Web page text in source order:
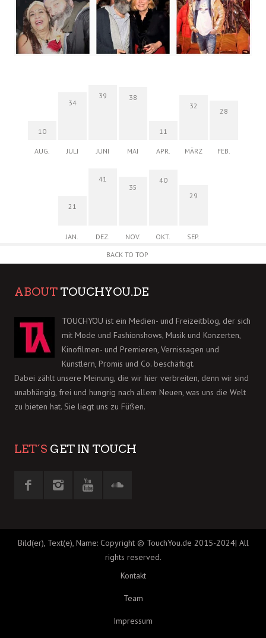
10
AUG.
34
JULI
39
JUNI
38
MAI
11
APR.
32
MÄRZ
28
FEB.
21
JAN.
41
DEZ.
35
NOV.
40
OKT.
29
SEP.
BACK TO TOP
ABOUT TOUCHYOU.DE
TOUCHYOU ist ein Medien- und Freizeitblog, der sich
mit Mode und Fashionshows, Musik und Konzerten,
Kinofilmen- und Premieren, Vernissagen und
Künstlern, Promis und Co. beschäftigt.
Dabei zählt unsere Meinung, die wir hier verbreiten, denn wir sind
unabhängig, frei und hungrig nach allem Neuen, was uns die Welt
zu bieten hat. Sie liegt uns zu Füßen.
LET´S GET IN TOUCH
Bild(er), Text(e), Name: Copyright © TouchYou.de 2015-2024| All
rights reserved.
Kontakt
Team
Impressum